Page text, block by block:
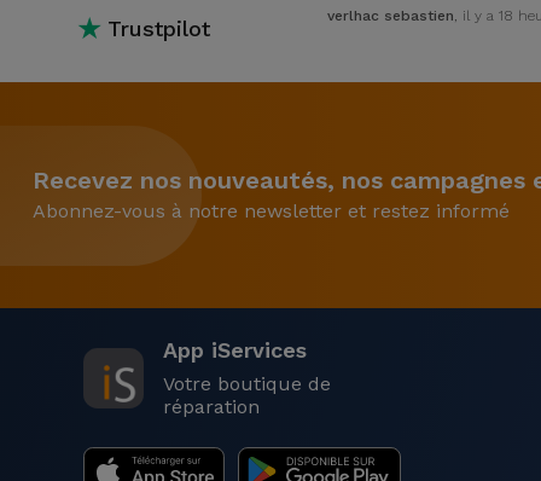
★ Trustpilot verlhac sebastien, il y a 18
Recevez nos nouveautés, nos
Abonnez-vous à notre newsletter et restez informé
App iServices
Votre boutique de
réparation